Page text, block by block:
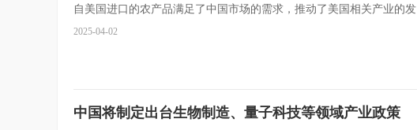
自美国进口的农产品满足了中国市场的需求，推动了美国相关产业的发
2025-04-02
中国将制定出台生物制造、量子科技等领域产业政策